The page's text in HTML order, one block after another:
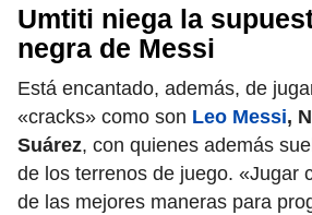
Umtiti niega la
negra de Messi
Está encantado, además, de
«cracks» como son Leo Messi,
Suárez, con quienes además
de los terrenos de juego. «Jugar
de las mejores maneras para